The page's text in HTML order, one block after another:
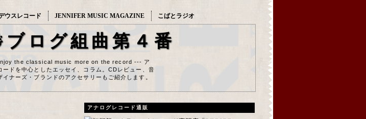
ウスレコード JENNIFER MUSIC MAGAZINE こばとラジオ
ログ組曲第４番
the classical music more on the record --- ア
ドを中心としたエッセイ、コラム。CDレビュー、音
ナーズ・ブランドのアクセサリーもご紹介します。
アナログレコード通販